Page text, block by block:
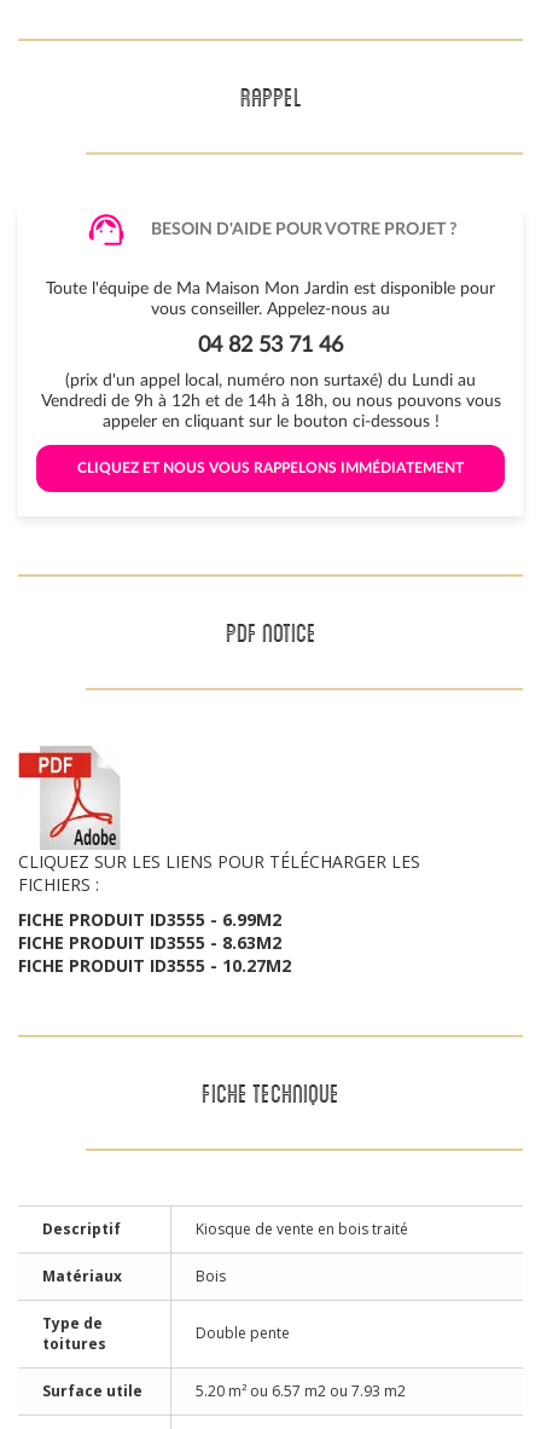
RAPPEL
BESOIN D'AIDE POUR VOTRE PROJET ?
Toute l'équipe de Ma Maison Mon Jardin est disponible pour
vous conseiller. Appelez-nous au
04 82 53 71 46
(prix d'un appel local, numéro non surtaxé) du Lundi au
Vendredi de 9h à 12h et de 14h à 18h, ou nous pouvons vous
appeler en cliquant sur le bouton ci-dessous !
CLIQUEZ ET NOUS VOUS RAPPELONS IMMÉDIATEMENT
PDF NOTICE
CLIQUEZ SUR LES LIENS POUR TÉLÉCHARGER LES
FICHIERS :
FICHE PRODUIT ID3555 - 6.99M2
FICHE PRODUIT ID3555 - 8.63M2
FICHE PRODUIT ID3555 - 10.27M2
FICHE TECHNIQUE
Descriptif Kiosque de vente en bois traité
Matériaux Bois
Type de
toitures
Double pente
Surface utile 5.20 m² ou 6.57 m2 ou 7.93 m2